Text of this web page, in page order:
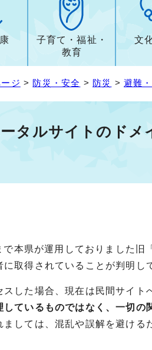
子育て・福祉・
教育
文
ジ > 防災・安全 > 防災 >避難
ータルサイトのド
本県が運用しておりました旧
取得されていることが判明し
スした場合、現在は民間サイ
ているものではなく、一切の
しては、混乱や誤解を避け